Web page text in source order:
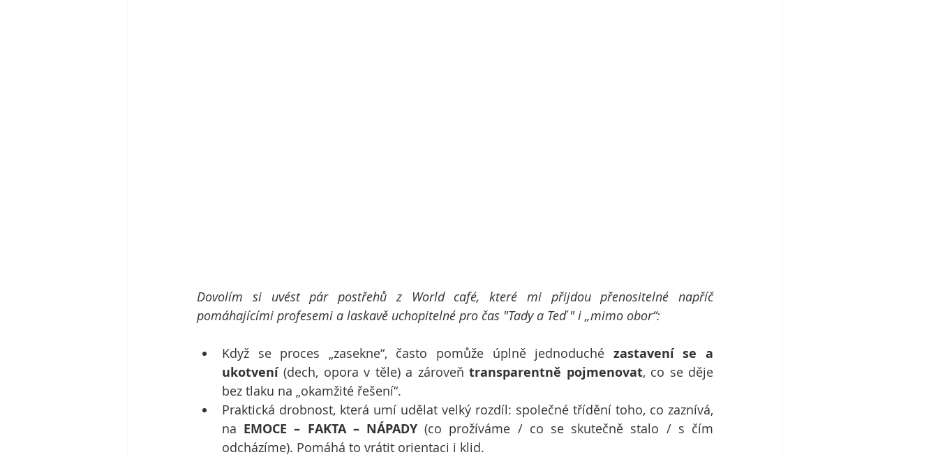
Dovolím si uvést pár postřehů z World café, které mi přijdou přenositelné napříč
pomáhajícími profesemi a laskavě uchopitelné pro čas "Tady a Teď " i „mimo obor“:
Když se proces „zasekne“, často pomůže úplně jednoduché zastavení se a
ukotvení (dech, opora v těle) a zároveň transparentně pojmenovat, co se děje
bez tlaku na „okamžité řešení“.
Praktická drobnost, která umí udělat velký rozdíl: společné třídění toho, co zaznívá,
na EMOCE – FAKTA – NÁPADY (co prožíváme / co se skutečně stalo / s čím
odcházíme). Pomáhá to vrátit orientaci i klid.